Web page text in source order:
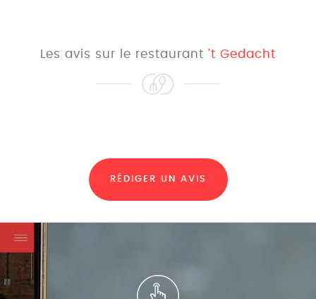
Les avis sur le restaurant 't Gedacht
RÉDIGER UN AVIS